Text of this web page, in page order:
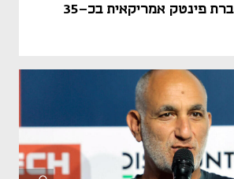
הייבוב רוכשת חברת פינטק אמריקאית בכ-35